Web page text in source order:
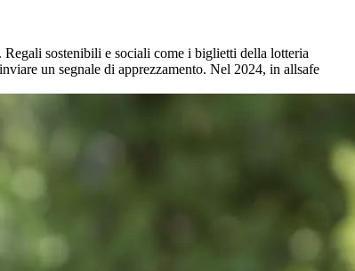
sostenibili e sociali come i biglietti della lotteria
un segnale di apprezzamento. Nel 2024, in allsafe